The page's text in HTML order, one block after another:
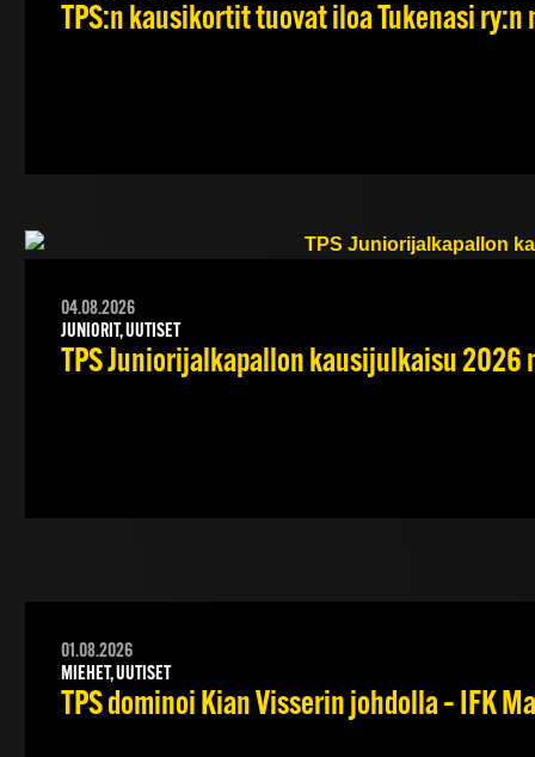
TPS:n kausikortit tuovat iloa Tukenasi
04.08.2026
JUNIORIT, UUTISET
TPS Juniorijalkapallon kausijulkaisu 2026
01.08.2026
MIEHET, UUTISET
TPS dominoi Kian Visserin johdolla – IFK